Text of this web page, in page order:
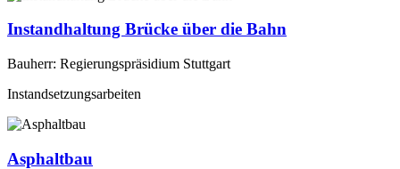
Instandhaltung Brücke über die Bahn
Bauherr: Regierungspräsidium Stuttgart
Instandsetzungsarbeiten
Asphaltbau